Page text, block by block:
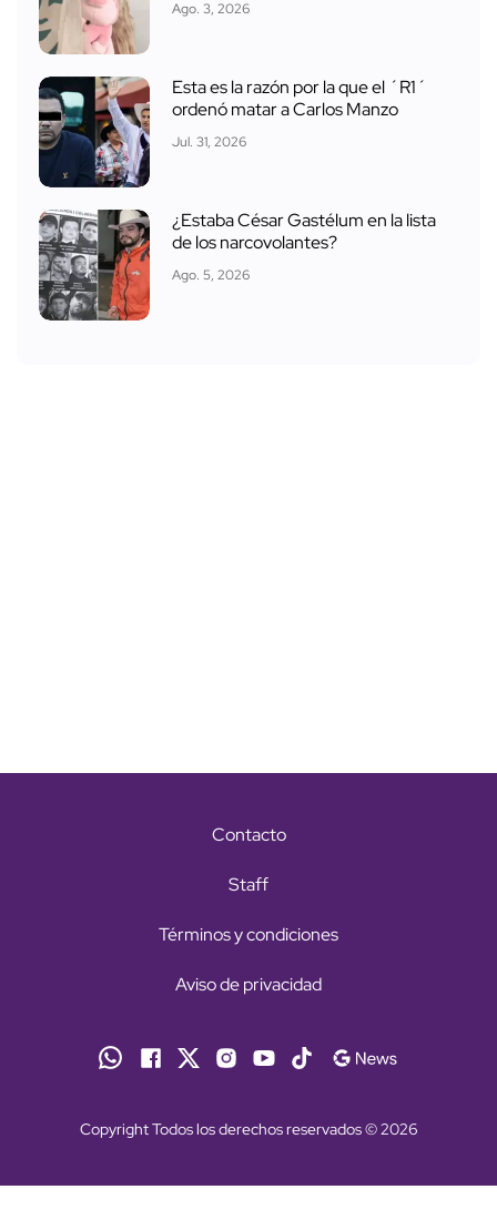
Ago. 3, 2026
Esta es la razón por la que el ´R1´
ordenó matar a Carlos Manzo
Jul. 31, 2026
¿Estaba César Gastélum en la lista
de los narcovolantes?
Ago. 5, 2026
Contacto
Staff
Términos y condiciones
Aviso de privacidad
Copyright Todos los derechos reservados © 2026